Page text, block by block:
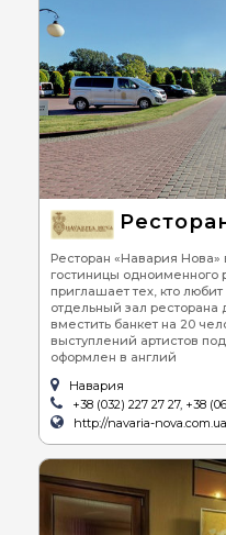
Ресторан «Навария
гостиницы одноименного
приглашает тех, кто
отдельный зал ресторана
вместить банкет на 20
выступлений артистов
оформлен в англий
Навария
+38 (032) 227 27 27, +38
http://navaria-